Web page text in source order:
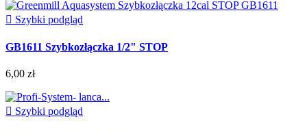
 Szybki podgląd
GB1611 Szybkozłączka 1/2" STOP
6,00 zł
 Szybki podgląd